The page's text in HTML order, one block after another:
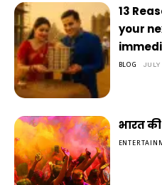
13
your
BLOG
भारत की